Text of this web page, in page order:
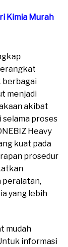
Kimia Murah
berbagai
menjadi
akibat
proses
Heavy
kuat pada
prosedur
peralatan,
yang lebih
mudah
informasi